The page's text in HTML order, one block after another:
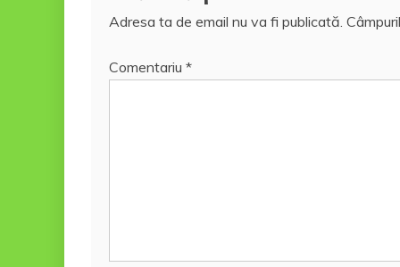
Adresa ta de email nu va fi publicată.
Comentariu *